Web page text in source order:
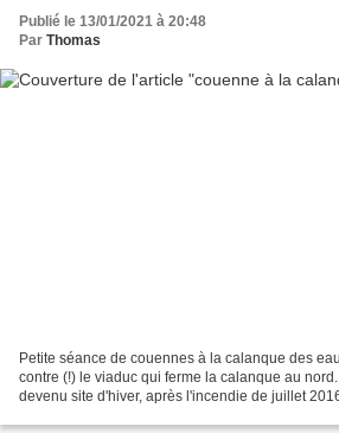
Publié le 13/01/2021 à 20:48
Par Thomas
Petite séance de couennes à la calanque des
contre (!) le viaduc qui ferme la calanque au nord.
devenu site d'hiver, après l'incendie de juillet